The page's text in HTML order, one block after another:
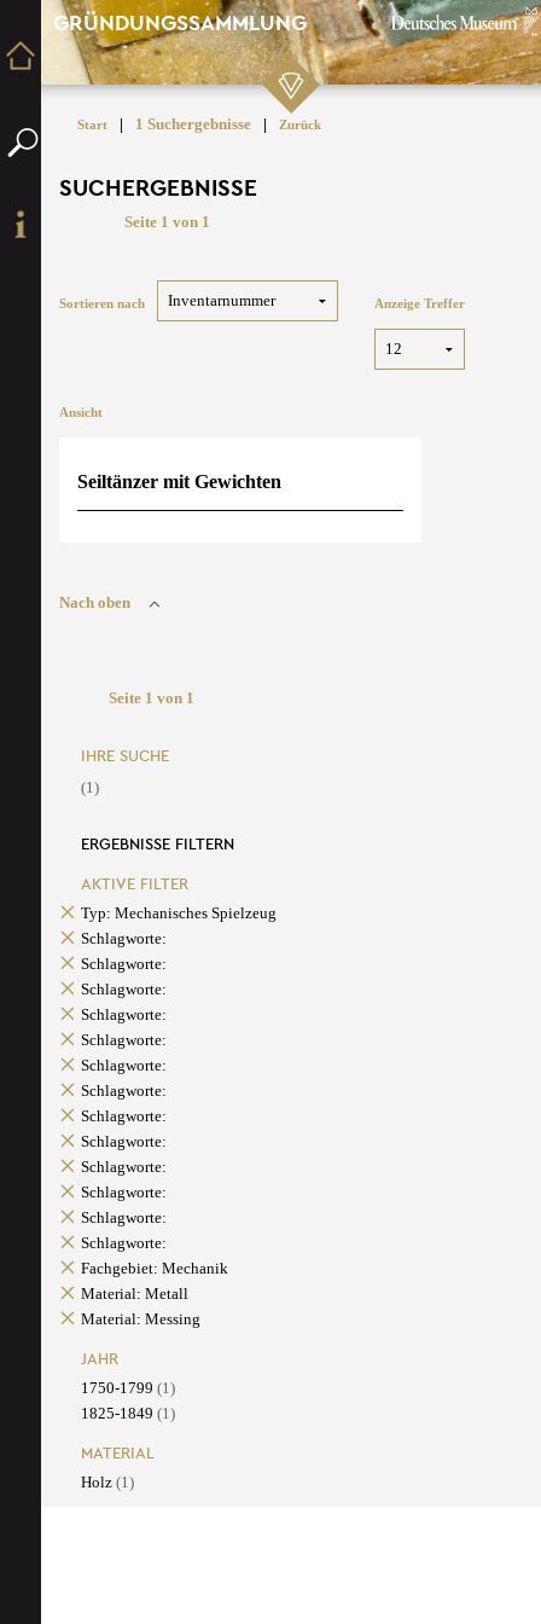
GRÜNDUNGSSAMMLUNG
Start | 1 Suchergebnisse | Zurück
SUCHERGEBNISSE
Seite 1 von 1
Sortieren nach Anzeige Treffer
Ansicht
Seiltänzer mit Gewichten
Nach oben
Seite 1 von 1
IHRE SUCHE
(1)
ERGEBNISSE FILTERN
AKTIVE FILTER
Typ: Mechanisches Spielzeug
Schlagworte:
Schlagworte:
Schlagworte:
Schlagworte:
Schlagworte:
Schlagworte:
Schlagworte:
Schlagworte:
Schlagworte:
Schlagworte:
Schlagworte:
Schlagworte:
Schlagworte:
Fachgebiet: Mechanik
Material: Metall
Material: Messing
JAHR
1750-1799 (1)
1825-1849 (1)
MATERIAL
Holz (1)